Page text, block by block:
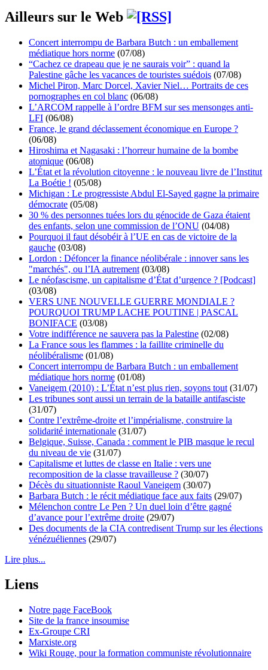
Ailleurs sur le Web
Concert interrompu de Barbara Butch : un emballement
médiatique hors norme (07/08)
“Cachez ce drapeau que je ne saurais voir” : quand la
Palestine gâche les vacances de touristes suédois (07/08)
Michel Piron, Marc Dorcel, Xavier Niel… Portraits de ces
pornographes en col blanc (06/08)
L’ARCOM rappelle à l’ordre BFM sur ses mensonges anti-
LFI (06/08)
France, le grand déclassement économique en Europe ?
(06/08)
Hiroshima et Nagasaki : l’horreur humaine de la bombe
atomique (06/08)
L’État et la révolution citoyenne : le nouveau livre de l’Institut
La Boétie ! (05/08)
Michigan : Le progressiste Abdul El-Sayed gagne la primaire
démocrate (05/08)
30 % des personnes tuées lors du génocide de Gaza étaient
des enfants, selon une commission de l’ONU (04/08)
Pourquoi il faut désobéir à l’UE en cas de victoire de la
gauche (03/08)
Lordon : Défoncer la finance néolibérale : innover sans les
"marchés", ou l’IA autrement (03/08)
Le néofascisme, un capitalisme d’État d’urgence ? [Podcast]
(03/08)
VERS UNE NOUVELLE GUERRE MONDIALE ?
POURQUOI TRUMP LACHE POUTINE | PASCAL
BONIFACE (03/08)
Votre indifférence ne sauvera pas la Palestine (02/08)
La France sous les flammes : la faillite criminelle du
néolibéralisme (01/08)
Concert interrompu de Barbara Butch : un emballement
médiatique hors norme (01/08)
Vaneigem (2010) : L’État n’est plus rien, soyons tout (31/07)
Les tribunes sont aussi un terrain de la bataille antifasciste
(31/07)
Contre l’extrême-droite et l’impérialisme, construire la
solidarité internationale (31/07)
Belgique, Suisse, Canada : comment le PIB masque le recul
du niveau de vie (31/07)
Capitalisme et luttes de classe en Italie : vers une
recomposition de la classe travailleuse ? (30/07)
Décès du situationniste Raoul Vaneigem (30/07)
Barbara Butch : le récit médiatique face aux faits (29/07)
Mélenchon contre Le Pen ? Un duel loin d’être gagné
d’avance pour l’extrême droite (29/07)
Des documents de la CIA contredisent Trump sur les élections
vénézuéliennes (29/07)
Lire plus...
Liens
Notre page FaceBook
Site de la france insoumise
Ex-Groupe CRI
Marxiste.org
Wiki Rouge, pour la formation communiste révolutionnaire